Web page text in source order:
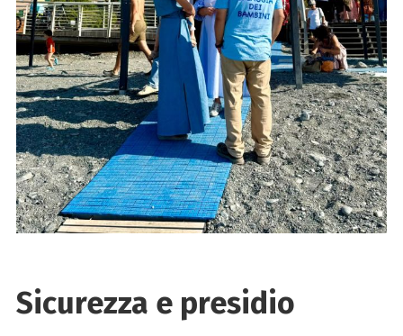
Sicurezza e presidio